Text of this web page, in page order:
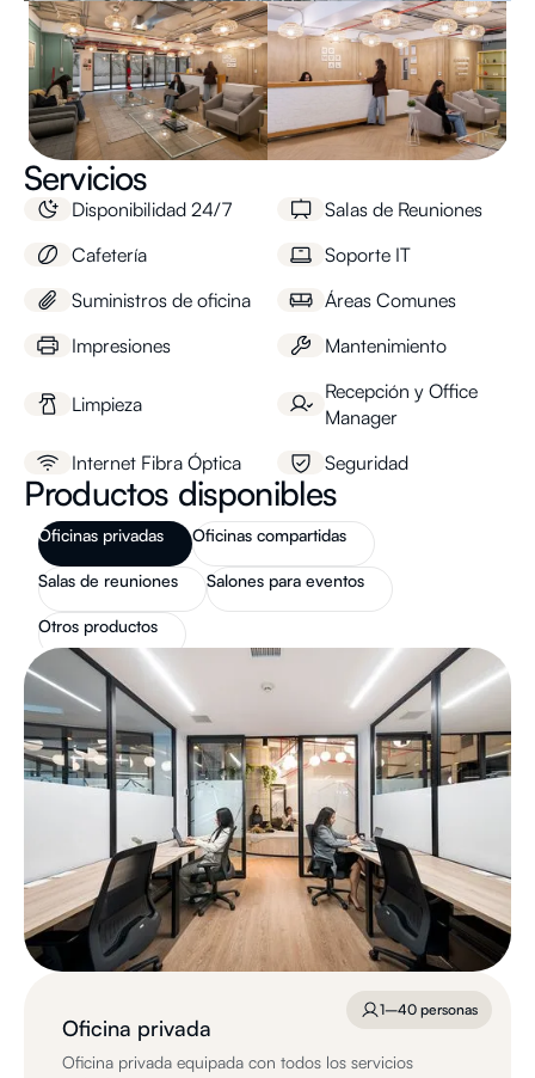
Servicios
Disponibilidad 24/7
Salas de Reuniones
Cafetería
Soporte IT
Suministros de oficina
Áreas Comunes
Impresiones
Mantenimiento
Limpieza
Recepción y Office
Manager
Internet Fibra Óptica
Seguridad
Productos disponibles
Oficinas privadas Oficinas compartidas
Salas de reuniones Salones para eventos
Otros productos
Oficina privada
Oficina privada equipada con todos los servicios
1–40 personas